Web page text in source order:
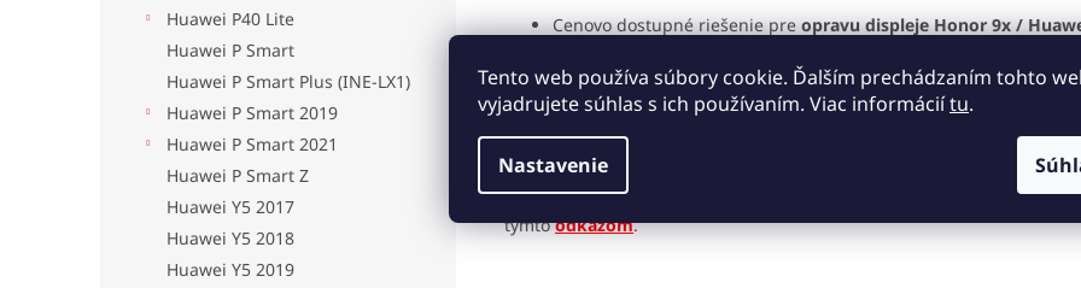
Tento web používa súbory cookie. Ďalším prechádzaním tohto
vyjadrujete súhlas s ich používaním. Viac informáciítu.
Nastavenie
Huawei P40 Lite
Huawei P Smart
Huawei P Smart Plus (INE-LX1)
Huawei P Smart 2019
Huawei P Smart 2021
Huawei P Smart Z
Huawei Y5 2017
Huawei Y5 2018
Huawei Y5 2019
Cenovo dostupné riešenie pre opravu displeje Honor 9x /
Ľahká inštalácia a plná kompatibilita.
Ideálne pre nenáročných užívateľovu hľadajúcich rýchlu a
jednoduchú výměnu displeja Honor 9x / Huawei P Smart Z
týmto odkazom.